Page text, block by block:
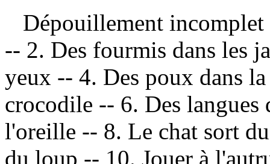
Dépouillement
-- 2. Des fourmis dans les
yeux -- 4. Des poux dans
crocodile -- 6. Des
l'oreille -- 8. Le chat sort
du loup -- 10. Jouer à